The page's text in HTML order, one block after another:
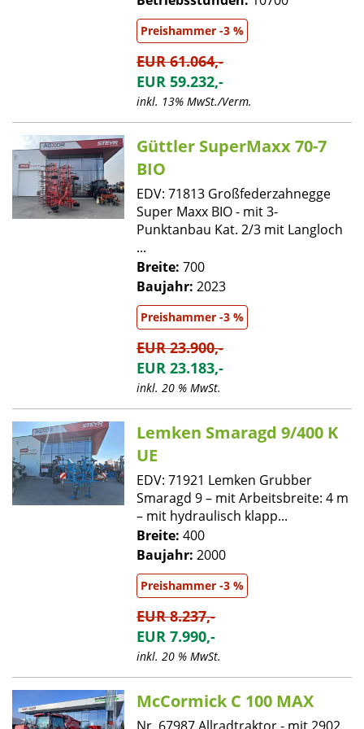
Preishammer -3 %
EUR 61.064,-
EUR 59.232,-
inkl. 13% MwSt./Verm.
Güttler SuperMaxx 70-7
BIO
EDV: 71813 Großfederzahnegge
Super Maxx BIO - mit 3-
Punktanbau Kat. 2/3 mit Langloch
...
Breite: 700
Baujahr: 2023
Preishammer -3 %
EUR 23.900,-
EUR 23.183,-
inkl. 20 % MwSt.
Lemken Smaragd 9/400 K
UE
EDV: 71921 Lemken Grubber
Smaragd 9 – mit Arbeitsbreite: 4 m
– mit hydraulisch klapp...
Breite: 400
Baujahr: 2000
Preishammer -3 %
EUR 8.237,-
EUR 7.990,-
inkl. 20 % MwSt.
McCormick C 100 MAX